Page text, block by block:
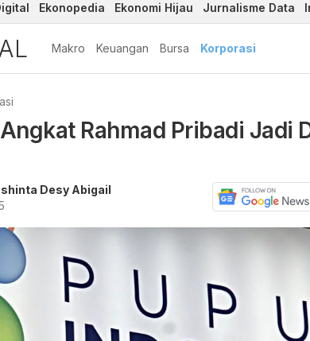
Ekonopedia Ekonomi Hijau Jurnalisme Data
Makro Keuangan Bursa Korporasi
Rahmad Pribadi Jadi
Desy Abigail